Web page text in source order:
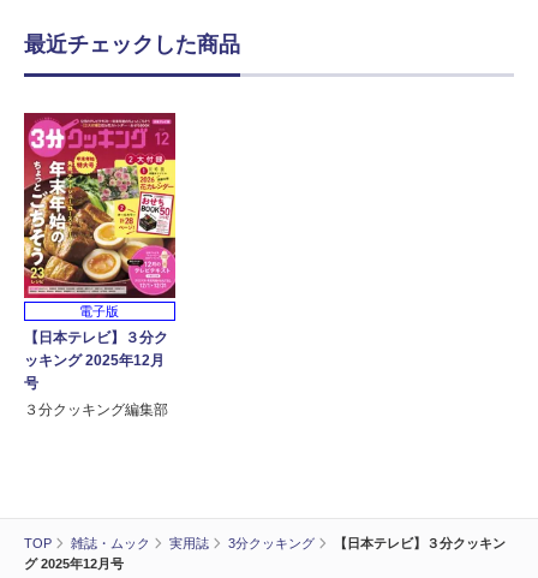
TOP 雑誌・ムック 実用誌 3分クッキング
【日本テレビ】３分クッキン
グ 2025年12月号
最近チェックした商品
電子版
【日本テレビ】３分ク
ッキング 2025年12月
号
３分クッキング編集部